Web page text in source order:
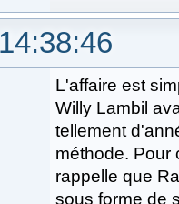
L'affaire est
Willy Lambil
tellement
méthode. Pour
rappelle que
sous forme de